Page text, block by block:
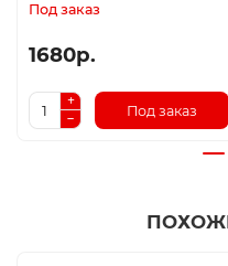
Под заказ
1680р.
Под заказ